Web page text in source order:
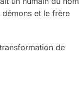
démons et le frère
de